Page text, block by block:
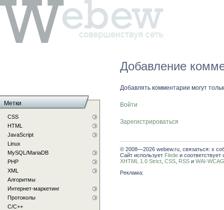
Добавление
Добавлять комментарии могут
Войти
Зарегистрироваться
© 2008—2026 webew.ru, связаться: x
Сайт использует Flede и соответствует
XHTML 1.0 Strict CSS RSS и WAI-
Реклама:
Метки
CSS
HTML
JavaScript
Linux
MySQL/MariaDB
PHP
XML
Алгоритмы
Интернет-маркетинг
Протоколы
С/C++